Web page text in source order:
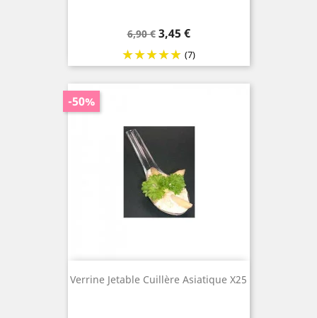
Prix
de
base
6,90 € Prix
3,45 €
(7)
Verrine Jetable Cuillère Asiatique X25
-50%